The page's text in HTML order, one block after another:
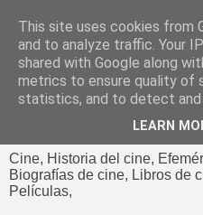
El cultural
Cine, Historia del cine,
Biografías de cine, Libros de
Películas,
This site uses cookies from
and to analyze traffic. Your
shared with Google along
metrics to ensure quality of
statistics, and to detect and
LEARN